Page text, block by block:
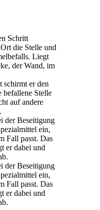
Schritt
die Stelle und
Liegt
der Wand, im
schirmt er den
befallene Stelle
auf andere
der Beseitigung
ein,
Fall passt. Das
er dabei und
der Beseitigung
ein,
Fall passt. Das
er dabei und